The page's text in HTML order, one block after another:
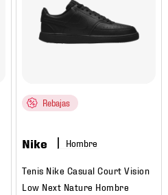
Rebajas
Nike Hombre
Tenis Nike Casual Court Vision
Low Next Nature Hombre